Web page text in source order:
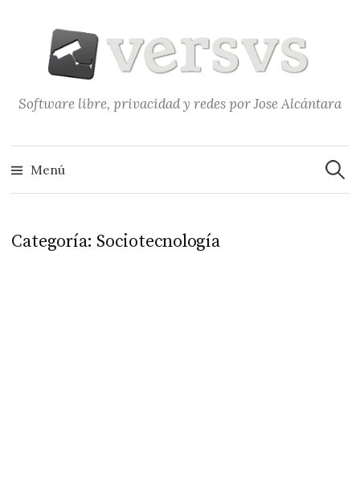
contenido
Software libre, privacidad y redes por Jose Alcántara
Menú
Categoría: Sociotecnología